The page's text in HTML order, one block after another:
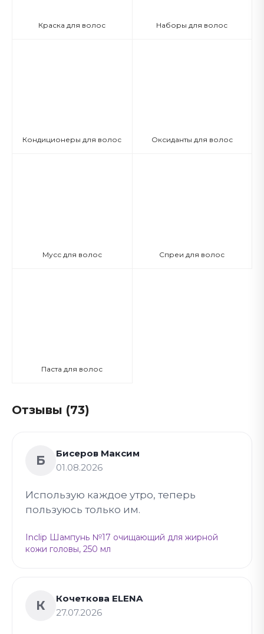
Краска для волос Наборы для волос
Кондиционеры для волос Оксиданты для волос
Мусс для волос Спреи для волос
Паста для волос
Отзывы (73)
Б
Бисеров Максим
01.08.2026
Использую каждое утро, теперь
пользуюсь только им.
Inclip Шампунь №17 очищающий для жирной
кожи головы, 250 мл
К
Кочеткова ELENA
27.07.2026